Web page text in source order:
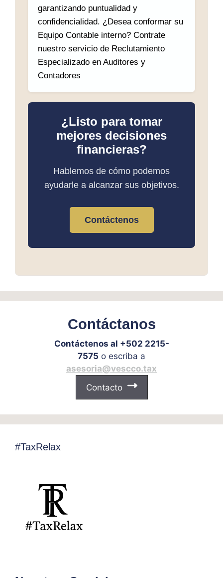
garantizando puntualidad y
confidencialidad. ¿Desea conformar su
Equipo Contable interno? Contrate
nuestro servicio de Reclutamiento
Especializado en Auditores y
Contadores
¿Listo para tomar
mejores decisiones
financieras?
Hablemos de cómo podemos
ayudarle a alcanzar sus objetivos.
Contáctenos
Contáctanos
Contáctenos al +502 2215-
7575 o escriba a
asesoria@vescco.tax
Contacto
#TaxRelax